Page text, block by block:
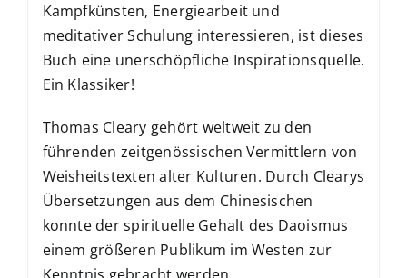
Kampfkünsten, Energiearbeit und
meditativer Schulung interessieren, ist dieses
Buch eine unerschöpfliche Inspirationsquelle.
Ein Klassiker!
Thomas Cleary gehört weltweit zu den
führenden zeitgenössischen Vermittlern von
Weisheitstexten alter Kulturen. Durch Clearys
Übersetzungen aus dem Chinesischen
konnte der spirituelle Gehalt des Daoismus
einem größeren Publikum im Westen zur